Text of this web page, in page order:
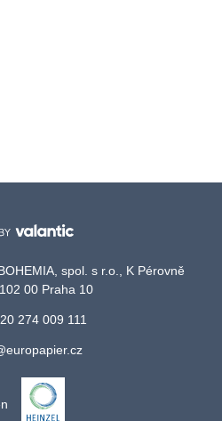
spol. s r.o., K Pérovně
00 Praha 10
274 009 111